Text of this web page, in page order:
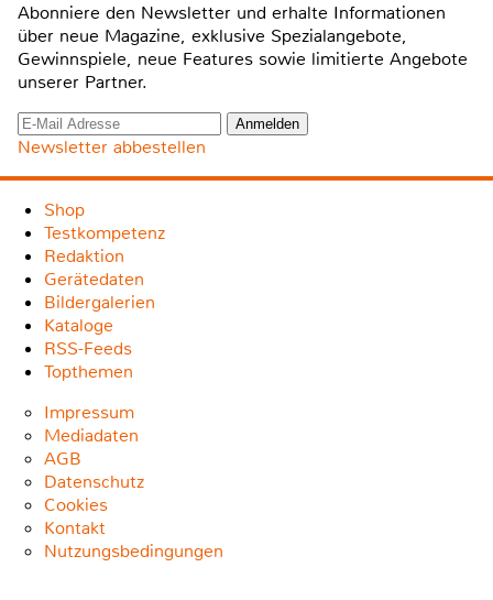
Abonniere den Newsletter und erhalte Informationen
über neue Magazine, exklusive Spezialangebote,
Gewinnspiele, neue Features sowie limitierte Angebote
unserer Partner.
Newsletter abbestellen
Shop
Testkompetenz
Redaktion
Gerätedaten
Bildergalerien
Kataloge
RSS-Feeds
Topthemen
Impressum
Mediadaten
AGB
Datenschutz
Cookies
Kontakt
Nutzungsbedingungen